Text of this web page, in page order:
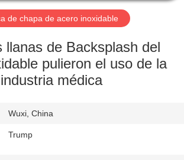
de chapa de acero inoxidable
llanas de Backsplash del
pulieron el uso de la
industria médica
Wuxi, China
Trump